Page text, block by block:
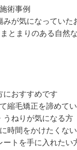
施術事例
みが気になっていた
とまりのある自然な
におすすめです
縮毛矯正を諦めて
うねりが気になる方
時間をかけたくな
ートを手に入れたい